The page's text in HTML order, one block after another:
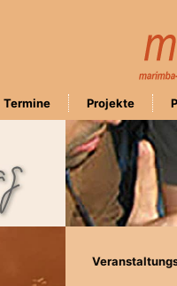
Termine Projekte